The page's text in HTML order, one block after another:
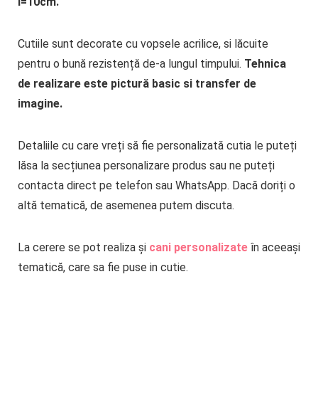
Cutiile sunt decorate cu vopsele acrilice, si lăcuite
pentru o bună rezistență de-a lungul timpului. Tehnica
de realizare este pictură basic si transfer de
imagine.
Detaliile cu care vreți să fie personalizată cutia le puteți
lăsa la secțiunea personalizare produs sau ne puteți
contacta direct pe telefon sau WhatsApp. Dacă doriți o
altă tematică, de asemenea putem discuta.
La cerere se pot realiza și cani personalizateîn aceeași
tematică, care sa fie puse in cutie.